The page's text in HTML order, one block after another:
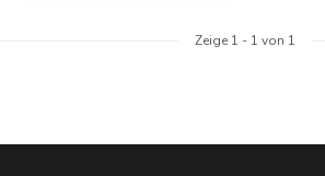
Zeige 1 - 1 von 1